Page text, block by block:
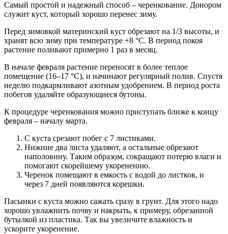
Самый простой и надежный способ – черенкование. Донором
служит куст, который хорошо перенес зиму.
Перед зимовкой материнский куст обрезают на 1/3 высоты, и
хранят всю зиму при температуре +8 °C. В период покоя
растение поливают примерно 1 раз в месяц.
В начале февраля растение переносят в более теплое
помещение (16–17 °C), и начинают регулярный полив. Спустя
неделю подкармливают азотным удобрением. В период роста
побегов удаляйте образующиеся бутоны.
К процедуре черенкования можно приступать ближе к концу
февраля – началу марта.
С куста срезают побег с 7 листиками.
Нижние два листа удаляют, а остальные обрезают
наполовину. Таким образом, сокращают потерю влаги и
помогают скорейшему укоренению.
Черенок помещают в емкость с водой до листков, и
через 7 дней появляются корешки.
Пасынки с куста можно сажать сразу в грунт. Для этого надо
хорошо увлажнить почву и накрыть, к примеру, обрезанной
бутылкой из пластика. Так вы увеличите влажность и
ускорите укоренение.